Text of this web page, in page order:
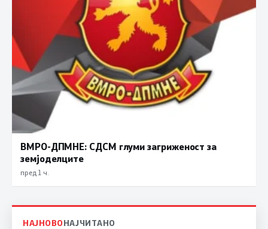
ВМРО-ДПМНЕ: СДСМ глуми загриженост за
земјоделците
пред 1 ч.
НАЈНОВОНАЈЧИТАНО